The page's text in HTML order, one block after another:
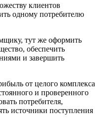
клиентов
одному потребителю
тут же оформить
обеспечить
и завершить
от целого комплекса
и проверенного
потребителя,
источники поступления